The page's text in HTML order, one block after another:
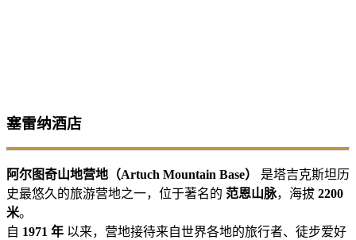
塞雷纳酒店
阿尔图奇山地营地（Artuch Mountain Base）
是塔吉克斯坦历
史最悠久的旅游营地之一，位于著名的 范恩山脉，海拔 2200
米。
自 1971 年 以来，营地接待来自世界各地的旅行者、徒步爱好